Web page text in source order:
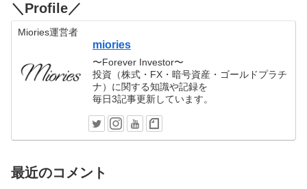
＼Profile／
Miories運営者
miories
〜Forever Investor〜
投資（株式・FX・暗号資産・ゴールドプラチ
ナ）に関する知識や記録を
毎日3記事更新しています。
最近のコメント